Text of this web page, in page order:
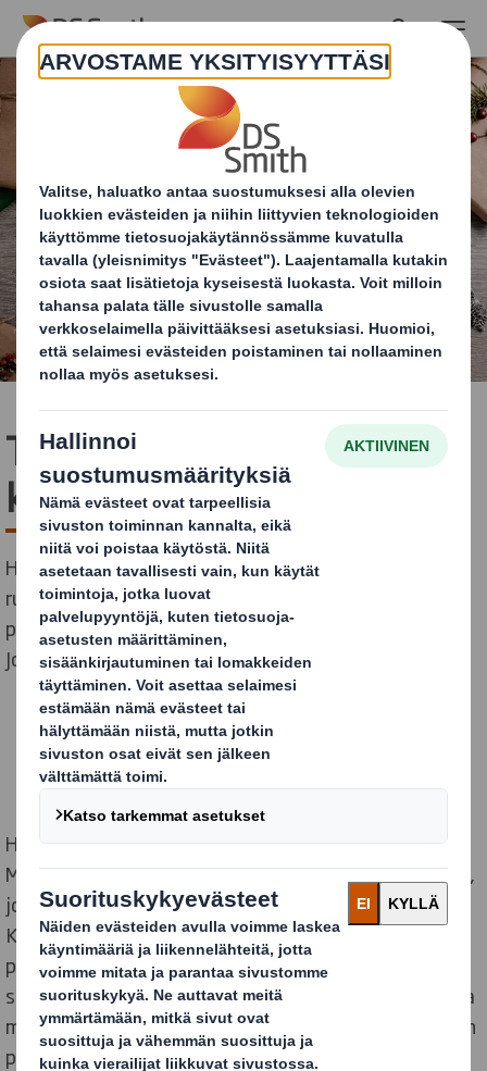
Skip to main content
Tulkoon Hyvä Joulumieli
kaikille!
Hyvä joulumieli syntyy yhteisestä ajasta, hyvästä
ruuasta ja antamisen ilosta. Ja siksi DS Smith on jo
perinteeksi muodostuneella tavalla mukana Hyvä
Joulumieli -keräyksessä!
Hyvä Joulumieli -keräys on Suomen Punaisen Ristin ja
Mannerheimin Lastensuojeluliiton yhteinen kampanja,
joka kerää varoja suomalaisten perheiden hyväksi.
Kerätyillä varoilla voivat työttömyyttä,
pienituloisuutta tai vaikka kriisin kokevat perheet
saada tukea ja mahdollisuuden lahjakorttiin. Sen avulla
mahdollisestaan joulusta nauttinen vaikkapa yhteisen
pöydän äärellä.